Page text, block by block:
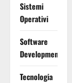
Sistemi
Operativi
Software
Development
Tecnologia